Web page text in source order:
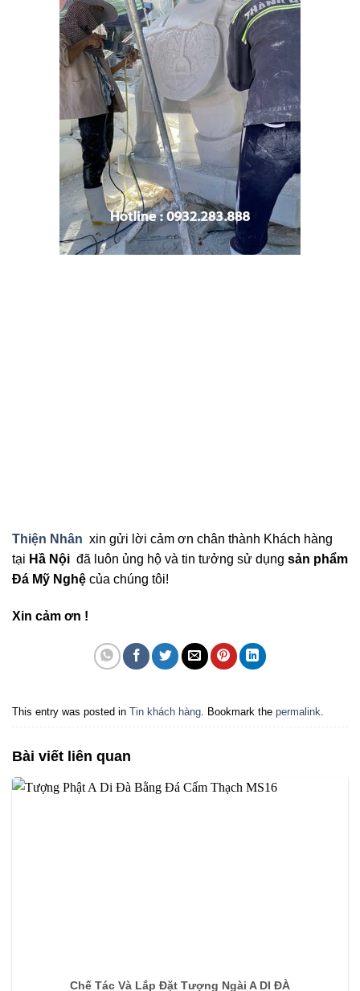
Thiện Nhân xin gửi lời cảm ơn chân thành Khách hàng
tại Hầ Nội đã luôn ủng hộ và tin tưởng sử dụng sản phẩm
Đá Mỹ Nghệ của chúng tôi!
Xin cảm ơn !
This entry was posted in Tin khách hàng. Bookmark the permalink.
Bài viết liên quan
Chế Tác Và Lắp Đặt Tượng Ngài A DI ĐÀ